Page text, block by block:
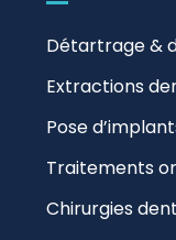
Détartrage &
Extractions
Pose
Traitements
Chirurgies